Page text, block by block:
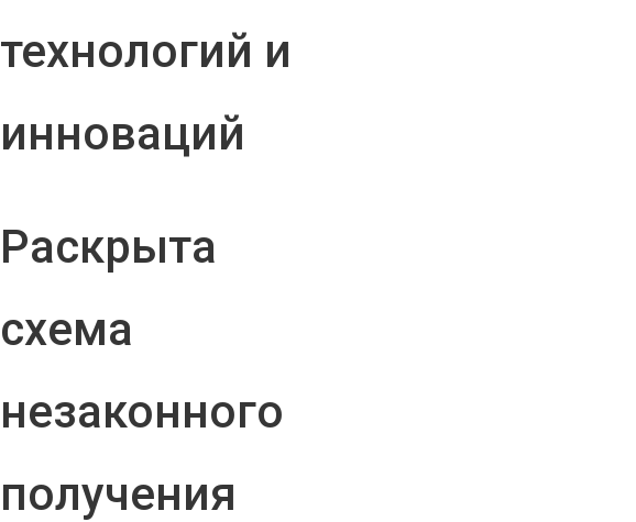
технологий и
инноваций
Раскрыта
схема
незаконного
получения